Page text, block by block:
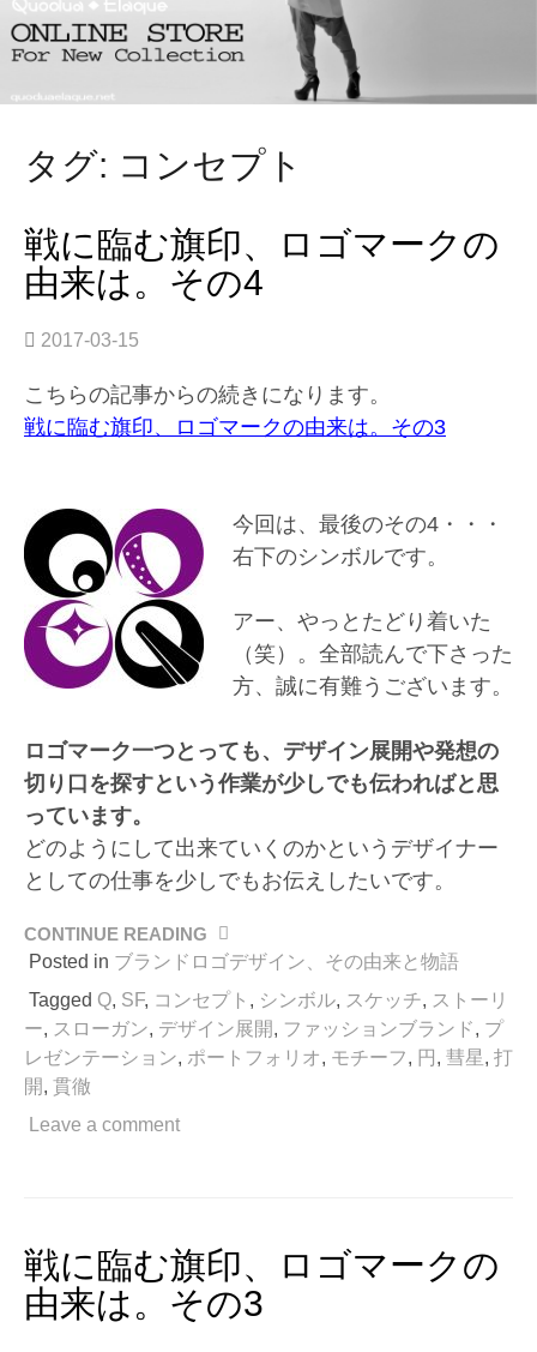
タグ: コンセプト
戦に臨む旗印、ロゴマークの
由来は。その4
2017-03-15
こちらの記事からの続きになります。
戦に臨む旗印、ロゴマークの由来は。その3
今回は、最後のその4・・・
右下のシンボルです。
アー、やっとたどり着いた
（笑）。全部読んで下さった
方、誠に有難うございます。
ロゴマーク一つとっても、デザイン展開や発想の
切り口を探すという作業が少しでも伝わればと思
っています。
どのようにして出来ていくのかというデザイナー
としての仕事を少しでもお伝えしたいです。
CONTINUE READING
“戦
に
臨
む
旗
印、
由
来
は。
Posted in ブランドロゴデザイン、その由来と物語
Tagged Q, SF, コンセプト , シンボル, スケッチ, ストーリ
ー, スローガン, デザイン展開, ファッションブランド, プ
レゼンテーション, ポートフォリオ, モチーフ, 円 , 彗星, 打
開, 貫徹
Leave a comment
戦に臨む旗印、ロゴマークの
由来は。その3